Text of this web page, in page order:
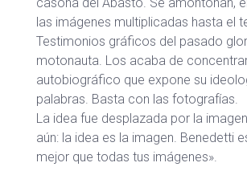
las imágenes multiplicadas hasta el
Testimonios gráficos del pasado
motonauta. Los acaba de
autobiográfico que expone su
palabras. Basta con las fotografías.
La idea fue desplazada por la
aún: la idea es la imagen. Benedetti
mejor que todas tus imágenes».